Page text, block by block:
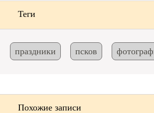
Теги
праздники псков
Похожие записи